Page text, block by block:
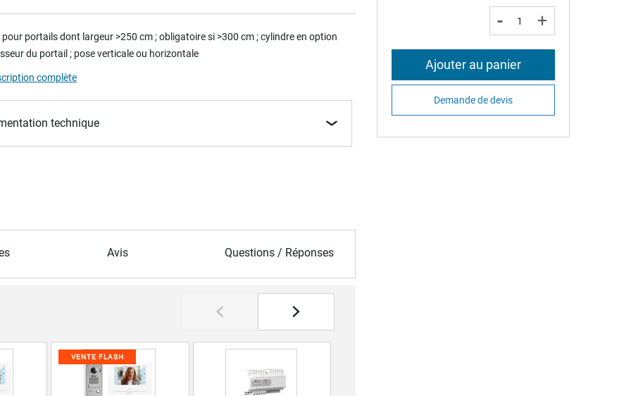
pour portails dont largeur >250 cm ; obligatoire si >300 cm ; cylindre en option
du portail ; pose verticale ou horizontale
complète
technique
Avis Questions / Réponses
VENTE FLASH
- +
Ajouter au panier
Demande de devis